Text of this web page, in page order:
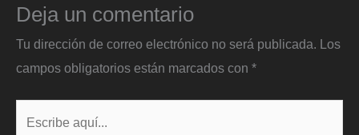
Deja un comentario
Tu dirección de correo electrónico no será publicada. Los
campos obligatorios están marcados con *